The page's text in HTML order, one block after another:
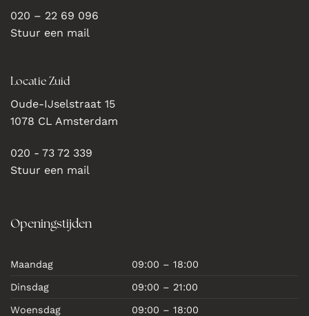
020 – 22 69 096
Stuur een mail
Locatie Zuid
Oude-IJselstraat 15
1078 CL Amsterdam
020 - 73 72 339
Stuur een mail
Openingstijden
Maandag 09:00 – 18:00
Dinsdag 09:00 – 21:00
Woensdag 09:00 – 18:00